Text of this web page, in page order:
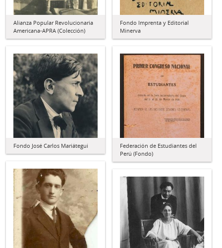
Alianza Popular Revolucionaria
Americana-APRA (Colección)
Fondo Imprenta y Editorial
Minerva
Fondo José Carlos Mariátegui
Federación de Estudiantes del
Perú (Fondo)